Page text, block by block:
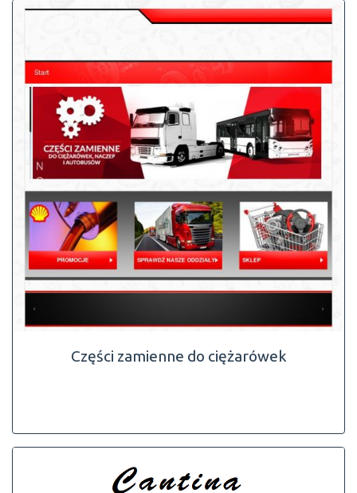
Części zamienne do ciężarówek